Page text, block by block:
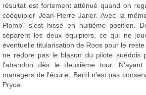
résultat est fortement atténué quand on
coéquipier Jean-Pierre Jarier. Avec la
Plomb" s'est hissé en huitième position.
séparent les deux équipiers, ce qui ne
éventuelle titularisation de Roos pour le
ne redore pas le blason du pilote suédois
l'abandon dès le deuxième tour.
managers de l'écurie, Bertil n'est pas
Pryce.